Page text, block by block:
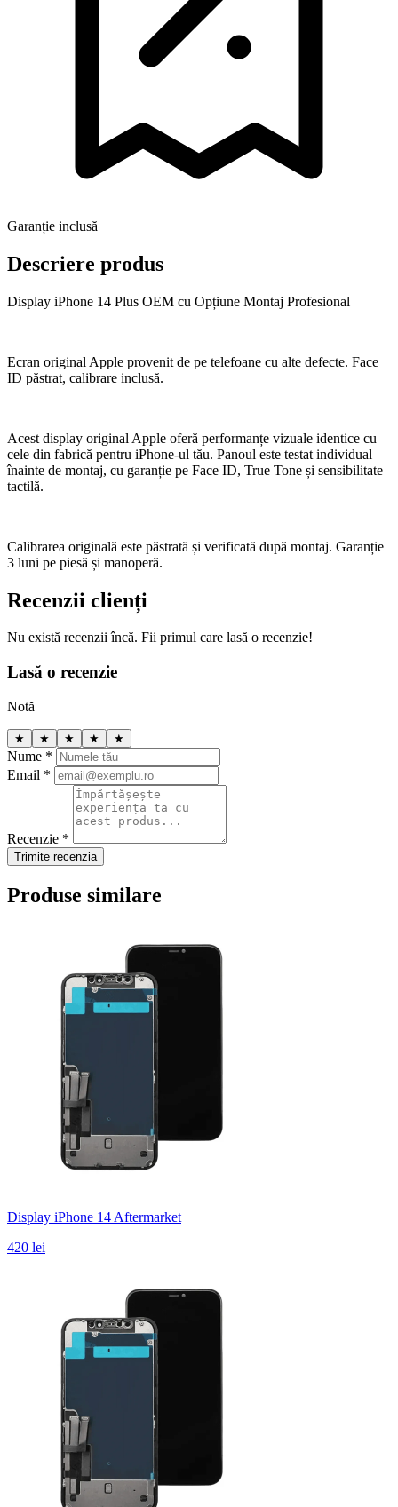
Garanție inclusă
Descriere produs
Display iPhone 14 Plus OEM cu Opțiune Montaj Profesional
Ecran original Apple provenit de pe telefoane cu alte defecte. Face
ID păstrat, calibrare inclusă.
Acest display original Apple oferă performanțe vizuale identice cu
cele din fabrică pentru iPhone-ul tău. Panoul este testat individual
înainte de montaj, cu garanție pe Face ID, True Tone și sensibilitate
tactilă.
Calibrarea originală este păstrată și verificată după montaj. Garanție
3 luni pe piesă și manoperă.
Recenzii clienți
Nu există recenzii încă. Fii primul care lasă o recenzie!
Lasă o recenzie
Notă
★ ★ ★ ★ ★
Nume *
Email *
Recenzie *
Trimite recenzia
Produse similare
Display iPhone 14 Aftermarket
420 lei